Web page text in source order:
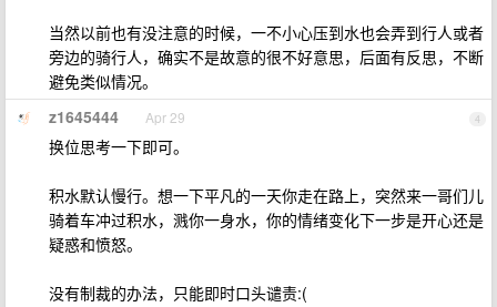
当然以前也有没注意的时候，一不小心压到水也会弄到行人或者
旁边的骑行人，确实不是故意的很不好意思，后面有反思，不断
避免类似情况。
4
z1645444 Apr 29
换位思考一下即可。
积水默认慢行。想一下平凡的一天你走在路上，突然来一哥们儿
骑着车冲过积水，溅你一身水，你的情绪变化下一步是开心还是
疑惑和愤怒。
没有制裁的办法，只能即时口头谴责:(